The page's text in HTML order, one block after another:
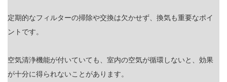
定期的なフィルターの掃除や交換は欠かせず、換気も重要なポイ
ントです。
空気清浄機能が付いていても、室内の空気が循環しないと、効果
が十分に得られないことがあります。